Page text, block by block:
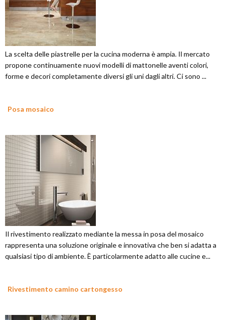
La scelta delle piastrelle per la cucina moderna è ampia. Il mercato
propone continuamente nuovi modelli di mattonelle aventi colori,
forme e decori completamente diversi gli uni dagli altri. Ci sono ...
Posa mosaico
Il rivestimento realizzato mediante la messa in posa del mosaico
rappresenta una soluzione originale e innovativa che ben si adatta a
qualsiasi tipo di ambiente. È particolarmente adatto alle cucine e...
Rivestimento camino cartongesso